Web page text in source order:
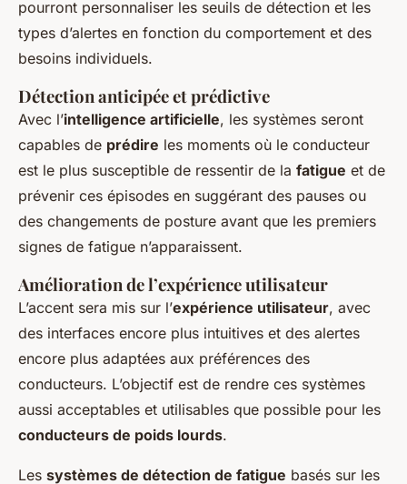
pourront personnaliser les seuils de détection et les
types d’alertes en fonction du comportement et des
besoins individuels.
Détection anticipée et prédictive
Avec l’intelligence artificielle, les systèmes seront
capables de prédire les moments où le conducteur
est le plus susceptible de ressentir de la fatigue et de
prévenir ces épisodes en suggérant des pauses ou
des changements de posture avant que les premiers
signes de fatigue n’apparaissent.
Amélioration de l’expérience utilisateur
L’accent sera mis sur l’expérience utilisateur, avec
des interfaces encore plus intuitives et des alertes
encore plus adaptées aux préférences des
conducteurs. L’objectif est de rendre ces systèmes
aussi acceptables et utilisables que possible pour les
conducteurs de poids lourds.
Les systèmes de détection de fatigue basés sur les